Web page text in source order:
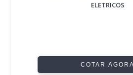
ELETRICOS
COTAR AGORA